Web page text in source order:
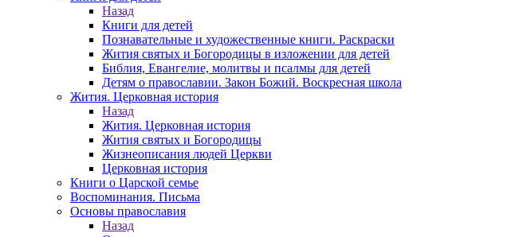
Назад
Книги для детей
Познавательные и художественные книги. Раскраски
Жития святых и Богородицы в изложении для детей
Библия, Евангелие, молитвы и псалмы для детей
Детям о православии. Закон Божий. Воскресная школа
Жития. Церковная история
Назад
Жития. Церковная история
Жития святых и Богородицы
Жизнеописания людей Церкви
Церковная история
Книги о Царской семье
Воспоминания. Письма
Основы православия
Назад